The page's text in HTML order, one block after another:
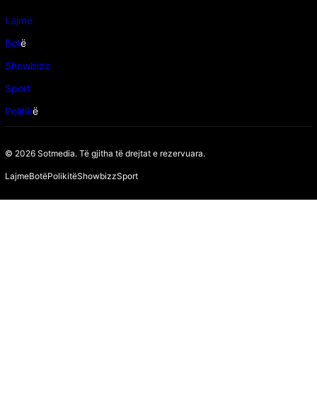
Lajme
Botë
Showbizz
Sport
Politikë
© 2026 Sotmedia. Të gjitha të drejtat e rezervuara.
LajmeBotëPolikitëShowbizzSport